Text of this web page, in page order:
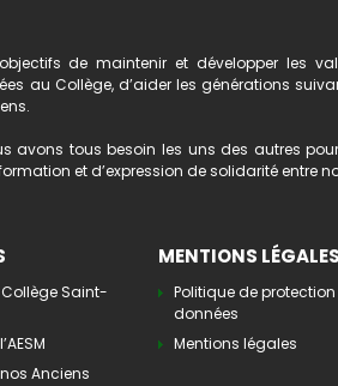
de maintenir et développer les
au Collège, d’aider les générations
avons tous besoin les uns des autres
et d’expression de solidarité entre
Saint-
Anciens
MENTIONS LÉGALES
Politique de
données
Mentions légales